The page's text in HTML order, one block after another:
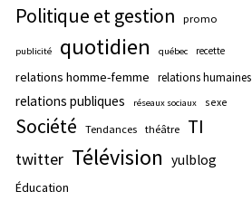
Politique et gestion
promo
publicité quotidien québec recette
relations homme-femme relations humaines
relations publiques réseaux sociaux sexe
Société Tendances théâtre TI
twitter Télévision yulblog
Éducation